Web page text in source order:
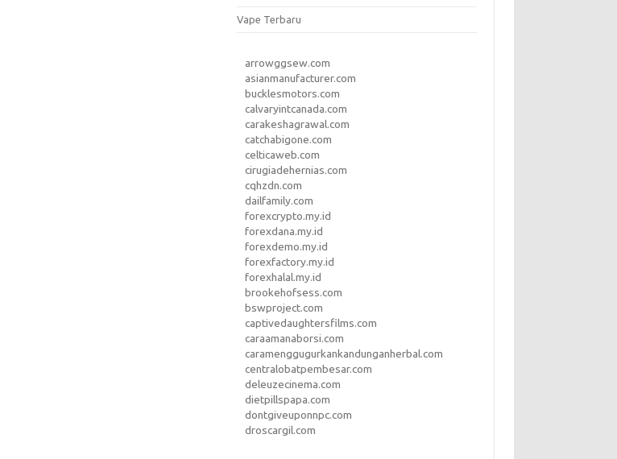
Vape Terbaru
arrowggsew.com
asianmanufacturer.com
bucklesmotors.com
calvaryintcanada.com
carakeshagrawal.com
catchabigone.com
celticaweb.com
cirugiadehernias.com
cqhzdn.com
dailfamily.com
forexcrypto.my.id
forexdana.my.id
forexdemo.my.id
forexfactory.my.id
forexhalal.my.id
brookehofsess.com
bswproject.com
captivedaughtersfilms.com
caraamanaborsi.com
caramenggugurkankandunganherbal.com
centralobatpembesar.com
deleuzecinema.com
dietpillspapa.com
dontgiveuponnpc.com
droscargil.com